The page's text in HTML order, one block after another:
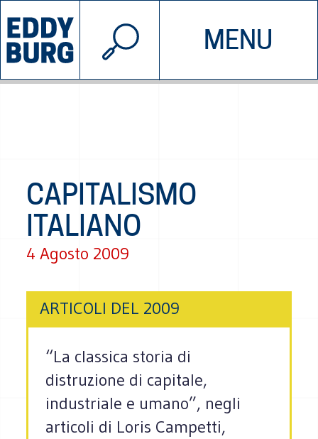
MENU
INIZIATIVE CHI SIAMO
© 2026 EDDYBURG
CAPITALISMO
ITALIANO
4 Agosto 2009
ARTICOLI DEL 2009
“La classica storia di
distruzione di capitale,
industriale e umano”, negli
articoli di Loris Campetti,